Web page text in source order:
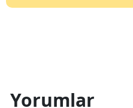
Yorumlar